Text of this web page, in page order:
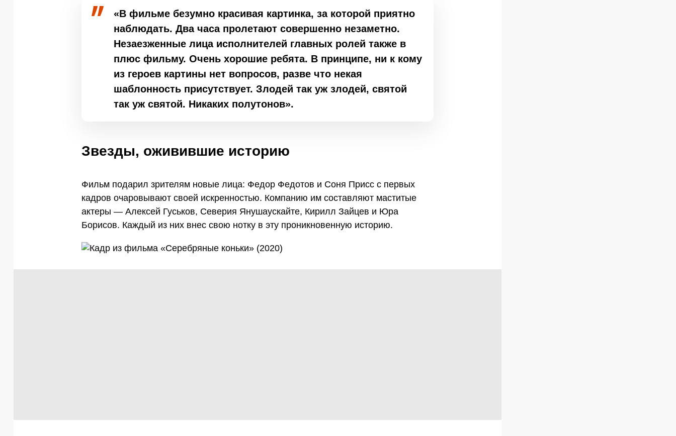
«В фильме безумно красивая картинка, за которой приятно
наблюдать. Два часа пролетают совершенно незаметно.
Незаезженные лица исполнителей главных ролей также в
плюс фильму. Очень хорошие ребята. В принципе, ни к кому
из героев картины нет вопросов, разве что некая
шаблонность присутствует. Злодей так уж злодей, святой
так уж святой. Никаких полутонов».
Звезды, оживившие историю
Фильм подарил зрителям новые лица: Федор Федотов и Соня Присс с первых
кадров очаровывают своей искренностью. Компанию им составляют маститые
актеры — Алексей Гуськов, Северия Янушаускайте, Кирилл Зайцев и Юра
Борисов. Каждый из них внес свою нотку в эту проникновенную историю.